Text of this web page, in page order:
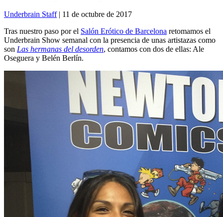
Underbrain Staff| 11 de octubre de 2017
Tras nuestro paso por el Salón Erótico de Barcelona retomamos el
Underbrain Show semanal con la presencia de unas artistazas como
son Las hermanas del desorden, contamos con dos de ellas: Ale
Oseguera y Belén Berlín.